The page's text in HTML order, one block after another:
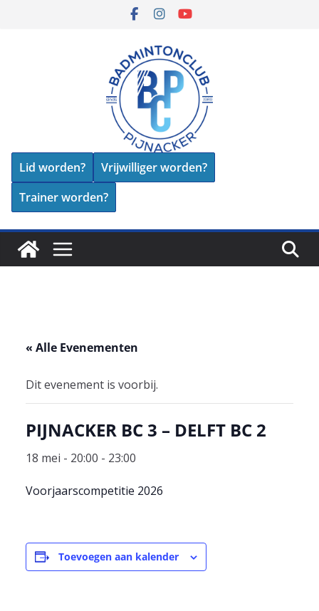
Lid worden?
Vrijwilliger worden?
Trainer worden?
« Alle Evenementen
Dit evenement is voorbij.
PIJNACKER BC 3 – DELFT BC 2
18 mei - 20:00 - 23:00
Voorjaarscompetitie 2026
Toevoegen aan kalender